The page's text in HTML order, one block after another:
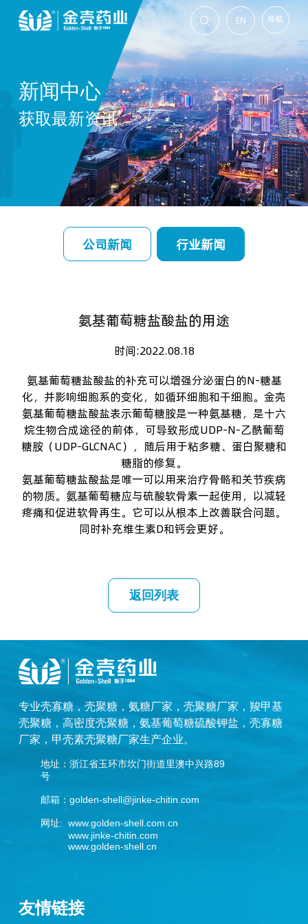
导航
EN

新闻中心
获取最新资讯
公司新闻 行业新闻
氨基葡萄糖盐酸盐的用途
时间:2022.08.18
氨基葡萄糖盐酸盐的补充可以增强分泌蛋白的N-糖基
化，并影响细胞系的变化，如循环细胞和干细胞。金壳
氨基葡萄糖盐酸盐表示葡萄糖胺是一种氨基糖，是十六
烷生物合成途径的前体，可导致形成UDP-N-乙酰葡萄
糖胺（UDP-GLCNAC），随后用于粘多糖、蛋白聚糖和
糖脂的修复。
氨基葡萄糖盐酸盐是唯一可以用来治疗骨骼和关节疾病
的物质。氨基葡萄糖应与硫酸软骨素一起使用，以减轻
疼痛和促进软骨再生。它可以从根本上改善联合问题。
同时补充维生素D和钙会更好。
返回列表
专业壳寡糖， 壳聚糖， 氨糖厂家 ， 壳聚糖厂家 ， 羧甲基
壳聚糖， 高密度壳聚糖， 氨基葡萄糖硫酸钾盐 ， 壳寡糖
厂家 ， 甲壳素壳聚糖厂家生产企业。
地址：浙江省玉环市坎门街道里澳中兴路89
号
邮箱：golden-shell@jinke-chitin.com
网址: www.golden-shell.com.cn
www.jinke-chitin.com
www.golden-shell.cn
友情链接